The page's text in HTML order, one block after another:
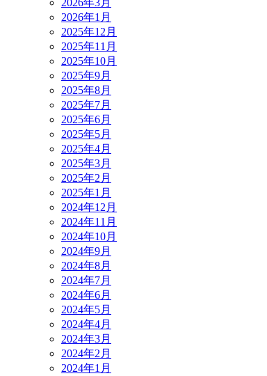
2026年3月
2026年1月
2025年12月
2025年11月
2025年10月
2025年9月
2025年8月
2025年7月
2025年6月
2025年5月
2025年4月
2025年3月
2025年2月
2025年1月
2024年12月
2024年11月
2024年10月
2024年9月
2024年8月
2024年7月
2024年6月
2024年5月
2024年4月
2024年3月
2024年2月
2024年1月